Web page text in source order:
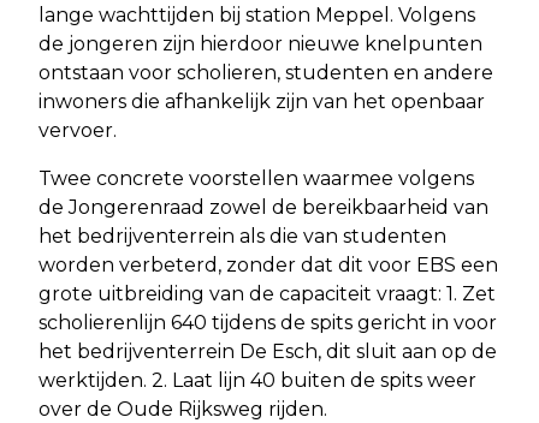
lange wachttijden bij station Meppel. Volgens
de jongeren zijn hierdoor nieuwe knelpunten
ontstaan voor scholieren, studenten en andere
inwoners die afhankelijk zijn van het openbaar
vervoer.
Twee concrete voorstellen waarmee volgens
de Jongerenraad zowel de bereikbaarheid van
het bedrijventerrein als die van studenten
worden verbeterd, zonder dat dit voor EBS een
grote uitbreiding van de capaciteit vraagt: 1. Zet
scholierenlijn 640 tijdens de spits gericht in voor
het bedrijventerrein De Esch, dit sluit aan op de
werktijden. 2. Laat lijn 40 buiten de spits weer
over de Oude Rijksweg rijden.